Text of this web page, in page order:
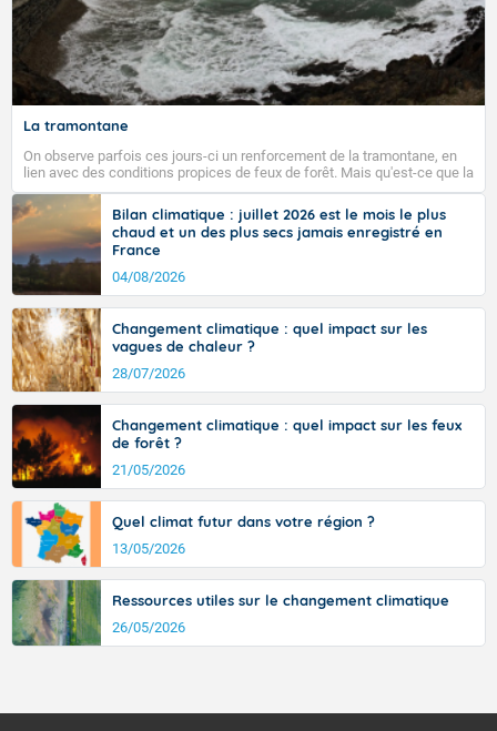
La tramontane
On observe parfois ces jours-ci un renforcement de la tramontane, en
lien avec des conditions propices de feux de forêt. Mais qu'est-ce que la
tramontane ? Quelles sont ses caractéristiques ? La tramontane est un
vent turbulent soufflant de secteur nord-ouest à nord, ou ouest à nord-
ouest, dans un secteur qui part du Roussillon à la vallée de l’Aude et à
l’ouest de l’Hérault. L’étymologie de ce vent vient du latin trasmontanus,
signifiant au-delà des monts, en allusion aux régions montagneuses
d’où provient ce vent.
Bilan climatique : juillet 2026 est le mois le plus
chaud et un des plus secs jamais enregistré en
France
04/08/2026
Changement climatique : quel impact sur les
vagues de chaleur ?
28/07/2026
Changement climatique : quel impact sur les feux
de forêt ?
21/05/2026
Quel climat futur dans votre région ?
13/05/2026
Ressources utiles sur le changement climatique
26/05/2026